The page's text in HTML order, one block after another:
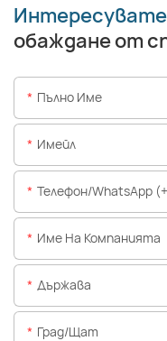
Интересувате
обаждане от
Пълно Име
Имейл
Телефон/WhatsApp
Име На Компанията
Държава
Град/щат